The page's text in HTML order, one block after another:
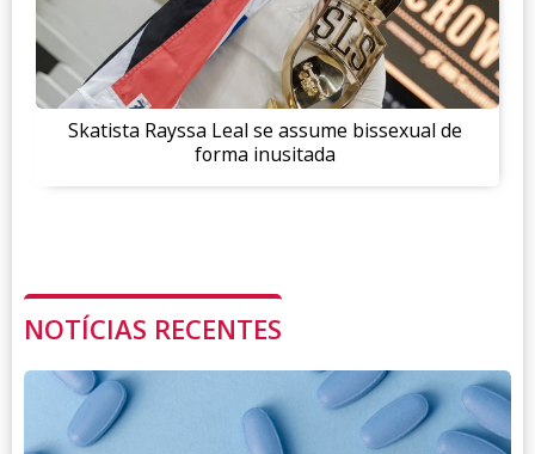
Skatista Rayssa Leal se assume bissexual de
forma inusitada
NOTÍCIAS RECENTES